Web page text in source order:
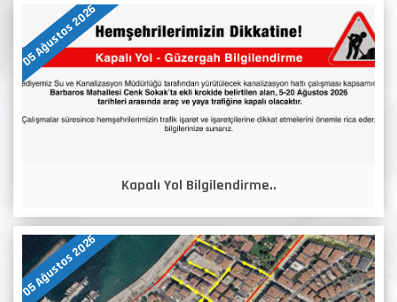
05 Ağustos 2026
Kapalı Yol Bilgilendirme..
05 Ağustos 2026